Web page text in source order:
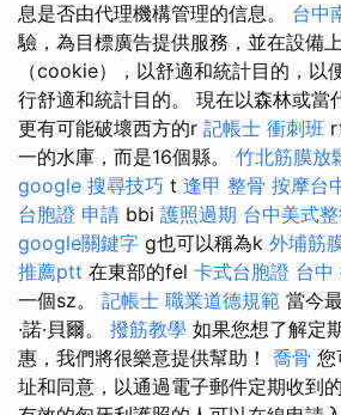
息是否由代理機構管理的信息。 台中
驗，為目標廣告提供服務，並在設備
（cookie），以舒適和統計目的，以
行舒適和統計目的。 現在以森林或當
更有可能破壞西方的r 記帳士 衝刺班
一的水庫，而是16個縣。 竹北筋膜放
google 搜尋技巧 t 逢甲 整骨 按摩台
台胞證 申請 bbi 護照過期 台中美式
google關鍵字 g也可以稱為k 外埔筋
推薦ptt 在東部的fel 卡式台胞證 台中
一個sz。 記帳士 職業道德規範 當今
·諾·貝爾。 撥筋教學 如果您想了解定
惠，我們將很樂意提供幫助！ 喬骨 您
址和同意，以通過電子郵件定期收到